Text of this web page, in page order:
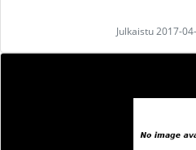
Julkaistu 2017-